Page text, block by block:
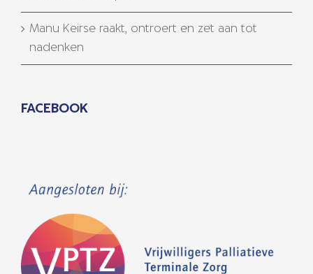
Manu Keirse raakt, ontroert en zet aan tot
nadenken
FACEBOOK